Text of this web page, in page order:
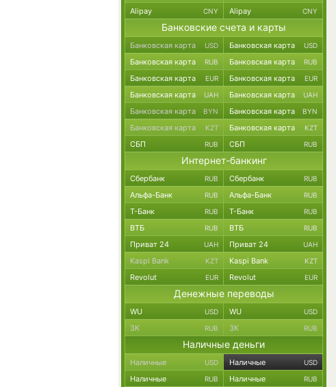
Alipay CNY Alipay CNY
Банковские счета и карты
Банковская карта USD Банковская карта USD
Банковская карта RUB Банковская карта RUB
Банковская карта EUR Банковская карта EUR
Банковская карта UAH Банковская карта UAH
Банковская карта BYN Банковская карта BYN
Банковская карта KZT Банковская карта KZT
СБП RUB СБП RUB
Интернет-банкинг
Сбербанк RUB Сбербанк RUB
Альфа-Банк RUB Альфа-Банк RUB
Т-Банк RUB Т-Банк RUB
ВТБ RUB ВТБ RUB
Приват 24 UAH Приват 24 UAH
Kaspi Bank KZT Kaspi Bank KZT
Revolut EUR Revolut EUR
Денежные переводы
WU USD WU USD
ЗК RUB ЗК RUB
Наличные деньги
Наличные USD Наличные USD
Наличные RUB Наличные RUB